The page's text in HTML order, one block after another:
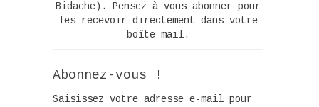
Bidache). Pensez à vous abonner pour
les recevoir directement dans votre
boîte mail.
Abonnez-vous !
Saisissez votre adresse e-mail pour